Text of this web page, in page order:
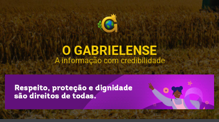
k
p
t
o
c
o
n
t
e
O GABRIELENSE
A informação com credibilidade